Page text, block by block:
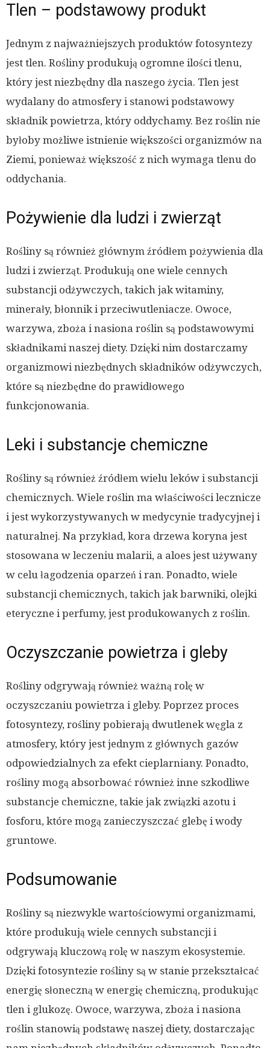
Tlen – podstawowy produkt
Jednym z najważniejszych produktów fotosyntezy
jest tlen. Rośliny produkują ogromne ilości tlenu,
który jest niezbędny dla naszego życia. Tlen jest
wydalany do atmosfery i stanowi podstawowy
składnik powietrza, który oddychamy. Bez roślin nie
byłoby możliwe istnienie większości organizmów na
Ziemi, ponieważ większość z nich wymaga tlenu do
oddychania.
Pożywienie dla ludzi i zwierząt
Rośliny są również głównym źródłem pożywienia dla
ludzi i zwierząt. Produkują one wiele cennych
substancji odżywczych, takich jak witaminy,
minerały, błonnik i przeciwutleniacze. Owoce,
warzywa, zboża i nasiona roślin są podstawowymi
składnikami naszej diety. Dzięki nim dostarczamy
organizmowi niezbędnych składników odżywczych,
które są niezbędne do prawidłowego
funkcjonowania.
Leki i substancje chemiczne
Rośliny są również źródłem wielu leków i substancji
chemicznych. Wiele roślin ma właściwości lecznicze
i jest wykorzystywanych w medycynie tradycyjnej i
naturalnej. Na przykład, kora drzewa koryna jest
stosowana w leczeniu malarii, a aloes jest używany
w celu łagodzenia oparzeń i ran. Ponadto, wiele
substancji chemicznych, takich jak barwniki, olejki
eteryczne i perfumy, jest produkowanych z roślin.
Oczyszczanie powietrza i gleby
Rośliny odgrywają również ważną rolę w
oczyszczaniu powietrza i gleby. Poprzez proces
fotosyntezy, rośliny pobierają dwutlenek węgla z
atmosfery, który jest jednym z głównych gazów
odpowiedzialnych za efekt cieplarniany. Ponadto,
rośliny mogą absorbować również inne szkodliwe
substancje chemiczne, takie jak związki azotu i
fosforu, które mogą zanieczyszczać glebę i wody
gruntowe.
Podsumowanie
Rośliny są niezwykle wartościowymi organizmami,
które produkują wiele cennych substancji i
odgrywają kluczową rolę w naszym ekosystemie.
Dzięki fotosyntezie rośliny są w stanie przekształcać
energię słoneczną w energię chemiczną, produkując
tlen i glukozę. Owoce, warzywa, zboża i nasiona
roślin stanowią podstawę naszej diety, dostarczając